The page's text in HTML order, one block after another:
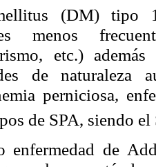
(DM) tipo
menos
etc.)
de naturaleza
perniciosa,
de SPA, siendo
enfermedad de